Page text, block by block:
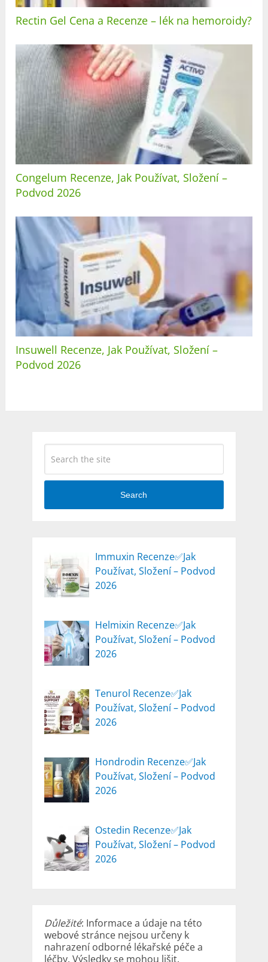
Rectin Gel Cena a Recenze – lék na hemoroidy?
Congelum Recenze, Jak Používat, Složení –
Podvod 2026
Insuwell Recenze, Jak Používat, Složení –
Podvod 2026
Search
Immuxin Recenze✅Jak
Používat, Složení – Podvod
2026
Helmixin Recenze✅Jak
Používat, Složení – Podvod
2026
Tenurol Recenze✅Jak
Používat, Složení – Podvod
2026
Hondrodin Recenze✅Jak
Používat, Složení – Podvod
2026
Ostedin Recenze✅Jak
Používat, Složení – Podvod
2026
Důležité: Informace a údaje na této
webové stránce nejsou určeny k
nahrazení odborné lékařské péče a
léčby. Výsledky se mohou lišit.